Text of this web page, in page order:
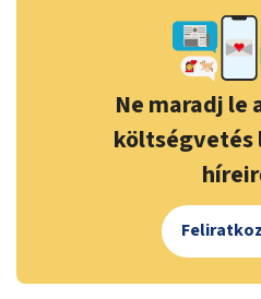
Ne maradj le
költségvetés